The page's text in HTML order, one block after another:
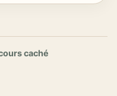
caché